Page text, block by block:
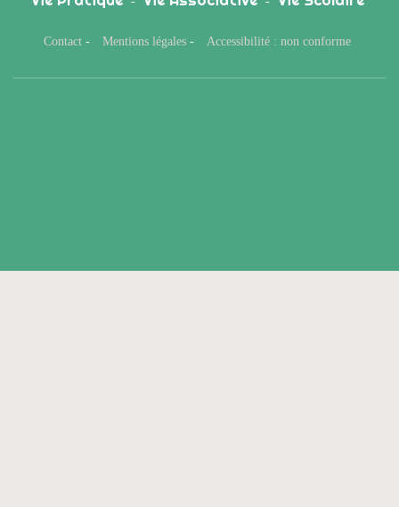
Contact - Mentions légales - Accessibilité : non conforme